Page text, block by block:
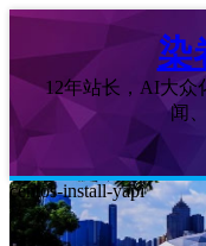
染
12年站长，AI大众
闻
centos-install-yapi